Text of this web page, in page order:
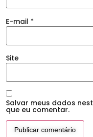
E-mail *
Site
Salvar meus dados
que eu comentar.